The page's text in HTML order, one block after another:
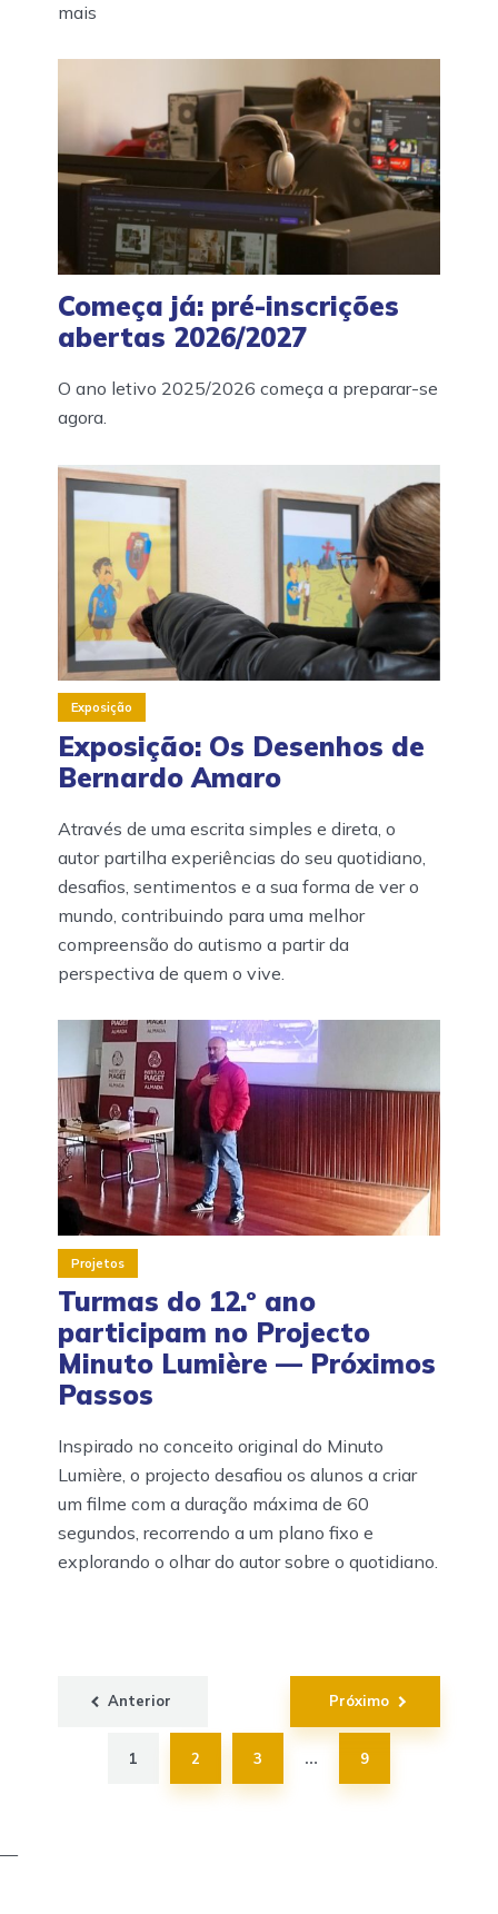
mais
Começa já: pré-inscrições
abertas 2026/2027
O ano letivo 2025/2026 começa a preparar-se
agora.
Exposição
Exposição: Os Desenhos de
Bernardo Amaro
Através de uma escrita simples e direta, o
autor partilha experiências do seu quotidiano,
desafios, sentimentos e a sua forma de ver o
mundo, contribuindo para uma melhor
compreensão do autismo a partir da
perspectiva de quem o vive.
Projetos
Turmas do 12.º ano
participam no Projecto
Minuto Lumière — Próximos
Passos
Inspirado no conceito original do Minuto
Lumière, o projecto desafiou os alunos a criar
um filme com a duração máxima de 60
segundos, recorrendo a um plano fixo e
explorando o olhar do autor sobre o quotidiano.
Anterior
Paginação
conteúdos
1 2 3 … 9
Próximo
—